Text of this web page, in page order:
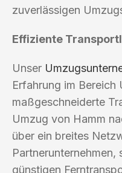
zuverlässigen
Effiziente
Unser
Erfahrung im
maßgeschneiderte
Umzug von Hamm
über ein breites
Partnerunternehmen,
günstigen